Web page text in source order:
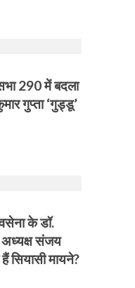
290 में बदला
गुप्ता ‘गुड्डू’
के डॉ.
अध्यक्ष संजय
सियासी मायने?